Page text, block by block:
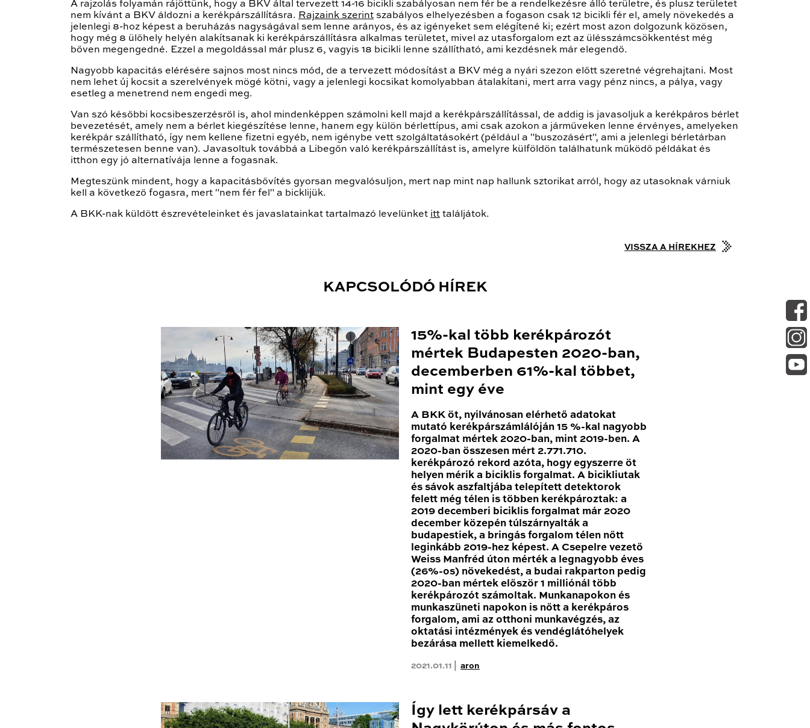
A rajzolás folyamán rájöttünk, hogy a BKV által tervezett 14-16 bicikli szabályosan nem fér be a rendelkezésre álló területre, és plusz területet
nem kívánt a BKV áldozni a kerékpárszállításra. Rajzaink szerint szabályos elhelyezésben a fogason csak 12 bicikli fér el, amely növekedés a
jelenlegi 8-hoz képest a beruházás nagyságával sem lenne arányos, és az igényeket sem elégítené ki; ezért most azon dolgozunk közösen,
hogy még 8 ülőhely helyén alakítsanak ki kerékpárszállításra alkalmas területet, mivel az utasforgalom ezt az ülésszámcsökkentést még
bőven megengedné. Ezzel a megoldással már plusz 6, vagyis 18 bicikli lenne szállítható, ami kezdésnek már elegendő.
Nagyobb kapacitás elérésére sajnos most nincs mód, de a tervezett módosítást a BKV még a nyári szezon előtt szeretné végrehajtani. Most
nem lehet új kocsit a szerelvények mögé kötni, vagy a jelenlegi kocsikat komolyabban átalakítani, mert arra vagy pénz nincs, a pálya, vagy
esetleg a menetrend nem engedi meg.
Van szó későbbi kocsibeszerzésről is, ahol mindenképpen számolni kell majd a kerékpárszállítással, de addig is javasoljuk a kerékpáros bérlet
bevezetését, amely nem a bérlet kiegészítése lenne, hanem egy külön bérlettípus, ami csak azokon a járműveken lenne érvényes, amelyeken
kerékpár szállítható, így nem kellene fizetni egyéb, nem igénybe vett szolgáltatásokért (például a "buszozásért", ami a jelenlegi bérletárban
természetesen benne van). Javasoltuk továbbá a Libegőn való kerékpárszállítást is, amelyre külföldön találhatunk működő példákat és
itthon egy jó alternatívája lenne a fogasnak.
Megteszünk mindent, hogy a kapacitásbővítés gyorsan megvalósuljon, mert nap mint nap hallunk sztorikat arról, hogy az utasoknak várniuk
kell a következő fogasra, mert "nem fér fel" a bicklijük.
A BKK-nak küldött észrevételeinket és javaslatainkat tartalmazó levelünket itt találjátok.
VISSZA A HÍREKHEZ
KAPCSOLÓDÓ HÍREK
15%-kal több kerékpározót
mértek Budapesten 2020-ban,
decemberben 61%-kal többet,
mint egy éve
A BKK öt, nyilvánosan elérhető adatokat
mutató kerékpárszámlálóján 15 %-kal nagyobb
forgalmat mértek 2020-ban, mint 2019-ben. A
2020-ban összesen mért 2.771.710.
kerékpározó rekord azóta, hogy egyszerre öt
helyen mérik a biciklis forgalmat. A bicikliutak
és sávok aszfaltjába telepített detektorok
felett még télen is többen kerékpároztak: a
2019 decemberi biciklis forgalmat már 2020
december közepén túlszárnyalták a
budapestiek, a bringás forgalom télen nőtt
leginkább 2019-hez képest. A Csepelre vezető
Weiss Manfréd úton mérték a legnagyobb éves
(26%-os) növekedést, a budai rakparton pedig
2020-ban mértek először 1 milliónál több
kerékpározót számoltak. Munkanapokon és
munkaszüneti napokon is nőtt a kerékpáros
forgalom, ami az otthoni munkavégzés, az
oktatási intézmények és vendéglátóhelyek
bezárása mellett kiemelkedő.
2021.01.11 | aron
Így lett kerékpársáv a